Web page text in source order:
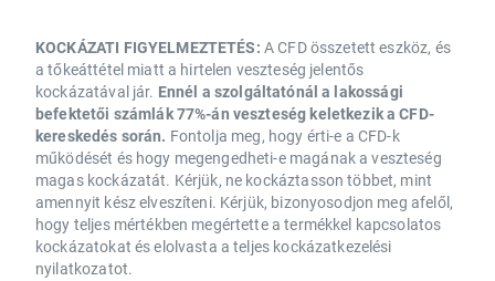
KOCKÁZATI FIGYELMEZTETÉS: A CFD összetett eszköz, és
a tőkeáttétel miatt a hirtelen veszteség jelentős
kockázatával jár. Ennél a szolgáltatónál a lakossági
befektetői számlák 77%-án veszteség keletkezik a CFD-
kereskedés során. Fontolja meg, hogy érti-e a CFD-k
működését és hogy megengedheti-e magának a veszteség
magas kockázatát. Kérjük, ne kockáztasson többet, mint
amennyit kész elveszíteni. Kérjük, bizonyosodjon meg afelől,
hogy teljes mértékben megértette a termékkel kapcsolatos
kockázatokat és elolvasta a teljes kockázatkezelési
nyilatkozatot.